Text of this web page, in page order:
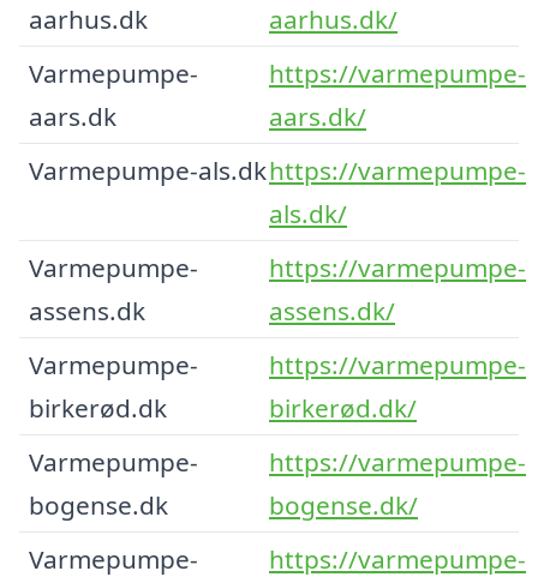
aarhus.dk
aarhus.dk/
Varmepumpe-
aars.dk
https://varmepumpe-
aars.dk/
Varmepumpe-als.dkhttps://varmepumpe-
als.dk/
Varmepumpe-
assens.dk
https://varmepumpe-
assens.dk/
Varmepumpe-
birkerød.dk
https://varmepumpe-
birkerød.dk/
Varmepumpe-
bogense.dk
https://varmepumpe-
bogense.dk/
Varmepumpe-
https://varmepumpe-